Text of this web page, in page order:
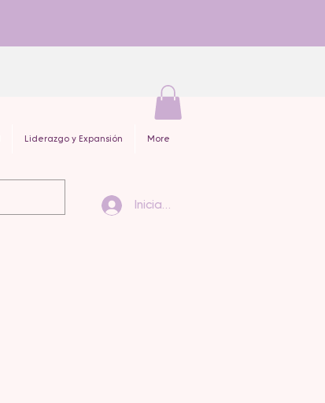
Liderazgo y Expansión More
Iniciar sesión